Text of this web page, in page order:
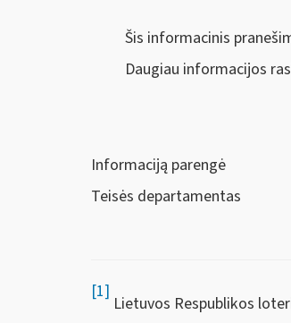
Šis informacinis
Daugiau informacijos
Informaciją parengė
Teisės
[1]
Lietuvos Respublikos